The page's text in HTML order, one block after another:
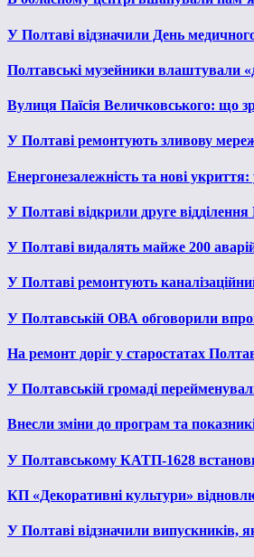
У Полтаві відзначили День
Полтавські музейники влаштували
Вулиця Паїсія Величковського: що
У Полтаві ремонтують зливову
Енергонезалежність та нові
У Полтаві відкрили друге
У Полтаві видалять майже 200
У Полтаві ремонтують
У Полтавській ОВА обговорили
На ремонт доріг у старостатах
У Полтавській громаді
Внесли зміни до програм та
У Полтавському КАТП-1628
КП «Декоративні культури»
У Полтаві відзначили випускників,